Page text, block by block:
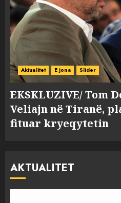
Aktualitet E jona Slider
EKSKLUZIVE/ Tom
Veliajn në Tiranë,
fituar kryeqytetin
AKTUALITET